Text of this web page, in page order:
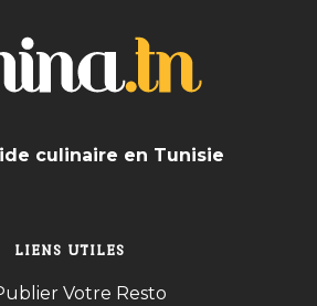
culinaire en Tunisie
LIENS UTILES
Votre Resto